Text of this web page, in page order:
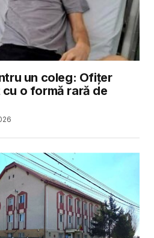
un coleg: Ofițer
o formă rară de